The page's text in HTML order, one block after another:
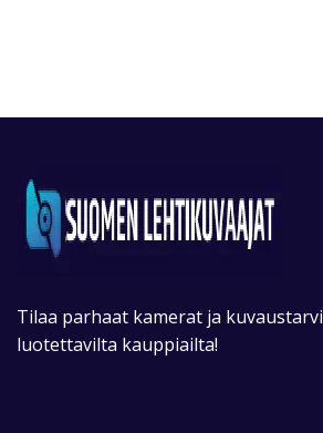
Tilaa parhaat kamerat ja
luotettavilta kauppiailta!